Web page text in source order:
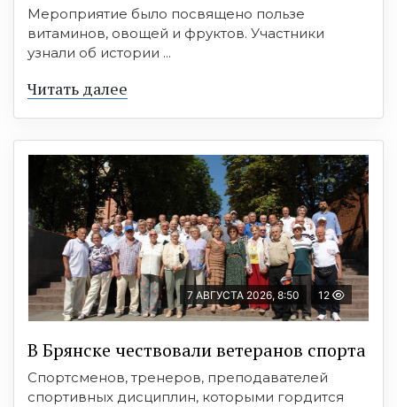
Мероприятие было посвящено пользе
витаминов, овощей и фруктов. Участники
узнали об истории ...
Читать далее
7 АВГУСТА 2026, 8:50 12
В Брянске чествовали ветеранов спорта
Спортсменов, тренеров, преподавателей
спортивных дисциплин, которыми гордится